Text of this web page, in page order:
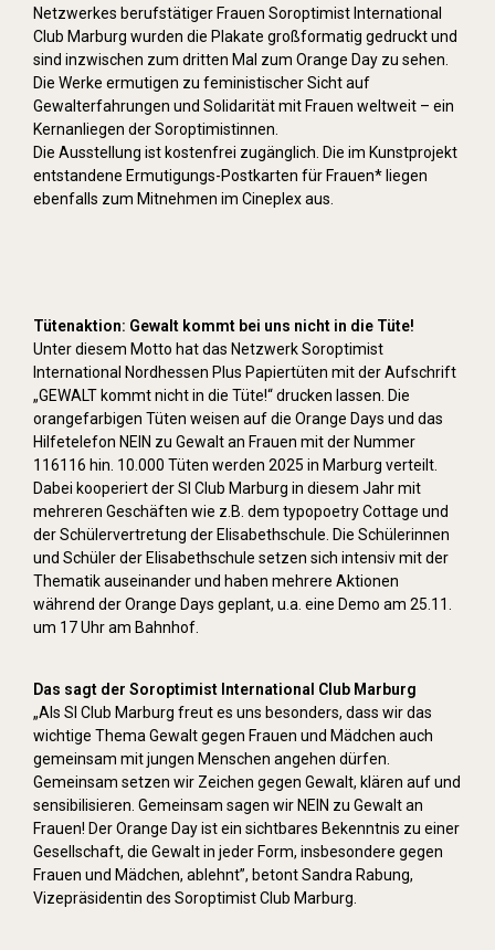
Netzwerkes berufstätiger Frauen Soroptimist International
Club Marburg wurden die Plakate großformatig gedruckt und
sind inzwischen zum dritten Mal zum Orange Day zu sehen.
Die Werke ermutigen zu feministischer Sicht auf
Gewalterfahrungen und Solidarität mit Frauen weltweit – ein
Kernanliegen der Soroptimistinnen.
Die Ausstellung ist kostenfrei zugänglich. Die im Kunstprojekt
entstandene Ermutigungs-Postkarten für Frauen* liegen
ebenfalls zum Mitnehmen im Cineplex aus.
Tütenaktion: Gewalt kommt bei uns nicht in die Tüte!
Unter diesem Motto hat das Netzwerk Soroptimist
International Nordhessen Plus Papiertüten mit der Aufschrift
„GEWALT kommt nicht in die Tüte!“ drucken lassen. Die
orangefarbigen Tüten weisen auf die Orange Days und das
Hilfetelefon NEIN zu Gewalt an Frauen mit der Nummer
116116 hin. 10.000 Tüten werden 2025 in Marburg verteilt.
Dabei kooperiert der SI Club Marburg in diesem Jahr mit
mehreren Geschäften wie z.B. dem typopoetry Cottage und
der Schülervertretung der Elisabethschule. Die Schülerinnen
und Schüler der Elisabethschule setzen sich intensiv mit der
Thematik auseinander und haben mehrere Aktionen
während der Orange Days geplant, u.a. eine Demo am 25.11.
um 17 Uhr am Bahnhof.
Das sagt der Soroptimist International Club Marburg
„Als SI Club Marburg freut es uns besonders, dass wir das
wichtige Thema Gewalt gegen Frauen und Mädchen auch
gemeinsam mit jungen Menschen angehen dürfen.
Gemeinsam setzen wir Zeichen gegen Gewalt, klären auf und
sensibilisieren. Gemeinsam sagen wir NEIN zu Gewalt an
Frauen! Der Orange Day ist ein sichtbares Bekenntnis zu einer
Gesellschaft, die Gewalt in jeder Form, insbesondere gegen
Frauen und Mädchen, ablehnt”, betont Sandra Rabung,
Vizepräsidentin des Soroptimist Club Marburg.